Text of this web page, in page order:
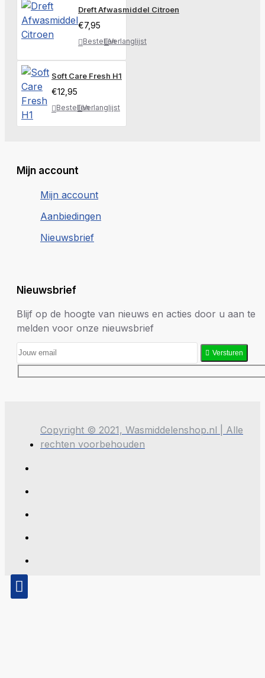
Dreft Afwasmiddel Citroen
€7,95
BestellenVerlanglijst
Soft Care Fresh H1
€12,95
BestellenVerlanglijst
Mijn account
Mijn account
Aanbiedingen
Nieuwsbrief
Nieuwsbrief
Blijf op de hoogte van nieuws en acties door u aan te
melden voor onze nieuwsbrief
Versturen
Copyright © 2021, Wasmiddelenshop.nl | Alle
rechten voorbehouden